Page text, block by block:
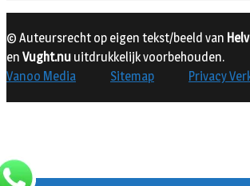
© Auteursrecht op eigen tekst/beeld van
en Vught.nu uitdrukkelijk voorbehouden.
Vanoo Media
Sitemap Privacy